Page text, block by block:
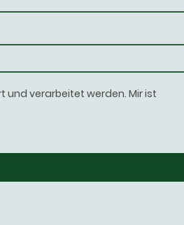
verarbeitet werden. Mir ist